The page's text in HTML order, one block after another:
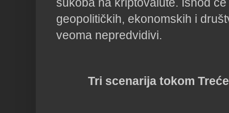
geopolitičkih, ekonomskih i
veoma nepredvidivi.
Tri scenarija tokom